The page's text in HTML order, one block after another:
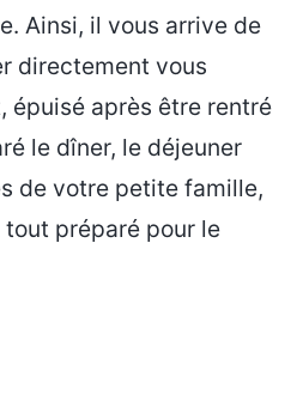
Ainsi, il vous arrive de
directement vous
épuisé après être rentré
le dîner, le déjeuner
de votre petite famille,
préparé pour le